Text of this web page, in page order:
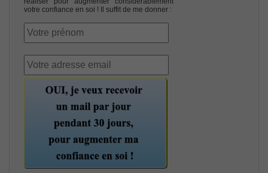
votre confiance en soi ! Il suffit de me donner :